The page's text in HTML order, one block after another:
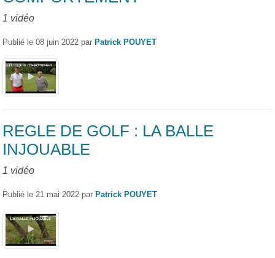
1 vidéo
Publié le 08 juin 2022 par Patrick POUYET
REGLE DE GOLF : LA BALLE
INJOUABLE
1 vidéo
Publié le 21 mai 2022 par Patrick POUYET